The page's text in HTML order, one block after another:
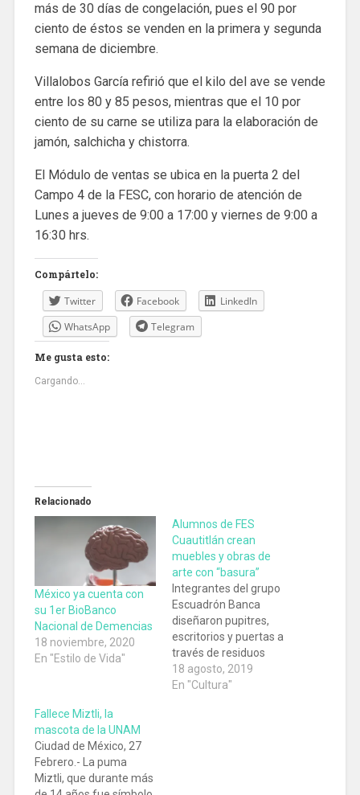
más de 30 días de congelación, pues el 90 por
ciento de éstos se venden en la primera y segunda
semana de diciembre.
Villalobos García refirió que el kilo del ave se vende
entre los 80 y 85 pesos, mientras que el 10 por
ciento de su carne se utiliza para la elaboración de
jamón, salchicha y chistorra.
El Módulo de ventas se ubica en la puerta 2 del
Campo 4 de la FESC, con horario de atención de
Lunes a jueves de 9:00 a 17:00 y viernes de 9:00 a
16:30 hrs.
Compártelo:
Twitter Facebook
LinkedIn
WhatsApp
Telegram
Me gusta esto:
Cargando...
Relacionado
México ya cuenta con
su 1er BioBanco
Nacional de Demencias
18 noviembre, 2020
En "Estilo de Vida"
Alumnos de FES
Cuautitlán crean
muebles y obras de
arte con “basura”
Integrantes del grupo
Escuadrón Banca
diseñaron pupitres,
escritorios y puertas a
través de residuos
destinados a la basura.
18 agosto, 2019
En "Cultura"
Fallece Miztli, la
mascota de la UNAM
Ciudad de México, 27
Febrero.- La puma
Miztli, que durante más